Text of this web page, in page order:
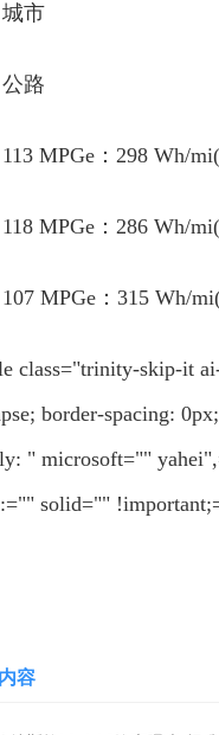
城市
公路
113 MPGe：298 Wh/
118 MPGe：286 Wh/
107 MPGe：315 Wh/
class="trinity-skip-it
border-spacing:
" microsoft=""
solid=""
容